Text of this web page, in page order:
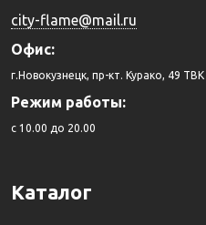
city-flame@mail.ru
Офис:
г.Новокузнецк, пр-кт. Курако, 49
Режим работы:
c 10.00 до 20.00
Каталог